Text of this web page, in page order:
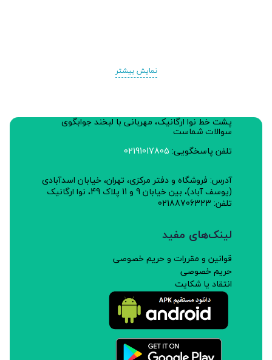
نمایش بیشتر
پشت خط نوا ارگانیک، مهربانی با لبخند جوابگوی
سوالات شماست
تلفن پاسخگویی: 02191017805
آدرس: فروشگاه و دفتر مرکزی، تهران، خیابان اسدآبادی
(یوسف آباد)، بین خیابان 9 و 11 پلاک 49، نوا ارگانیک
تلفن: 02188706323
لینک‌های مفید
قوانین و مقررات و حریم خصوصی
حریم خصوصی
انتقاد یا شکایت